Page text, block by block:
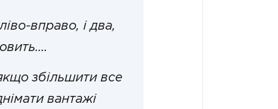
вправо, і два,
збільшити все
вантажі